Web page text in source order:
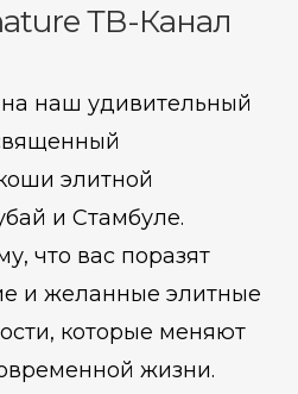
ТВ-Канал
наш удивительный
элитной
и Стамбуле.
что вас поразят
и желанные элитные
которые меняют
жизни.